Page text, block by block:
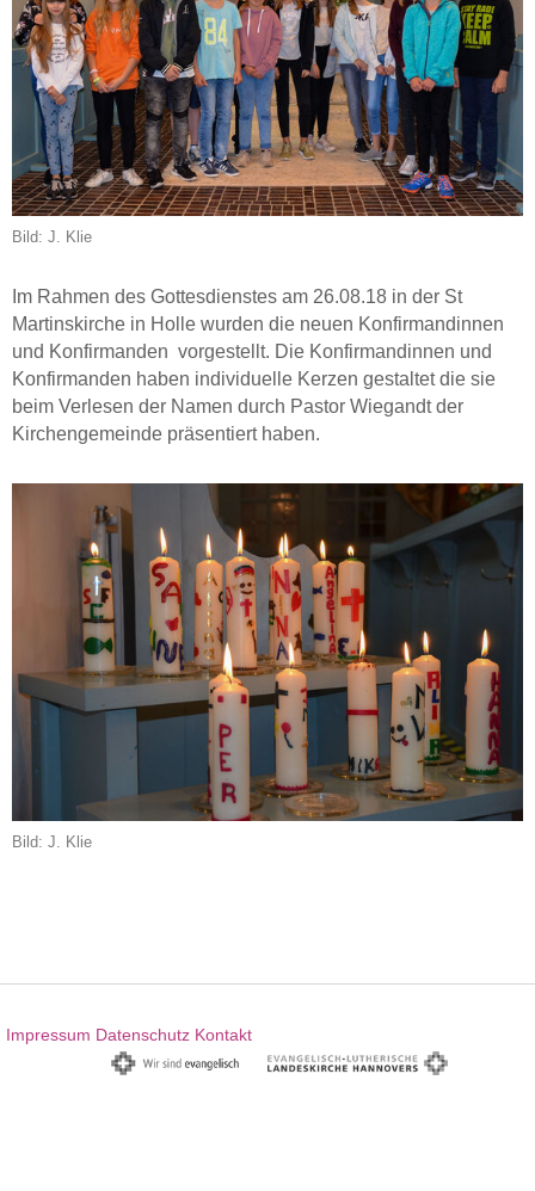
Bild: J. Klie
Im Rahmen des Gottesdienstes am 26.08.18 in der St
Martinskirche in Holle wurden die neuen Konfirmandinnen
und Konfirmanden vorgestellt. Die Konfirmandinnen und
Konfirmanden haben individuelle Kerzen gestaltet die sie
beim Verlesen der Namen durch Pastor Wiegandt der
Kirchengemeinde präsentiert haben.
Bild: J. Klie
Impressum Datenschutz Kontakt